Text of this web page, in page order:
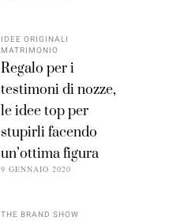
IDEE ORIGINALI
MATRIMONIO
Regalo per i
testimoni di nozze,
le idee top per
stupirli facendo
un’ottima figura
9 GENNAIO 2020
THE BRAND SHOW